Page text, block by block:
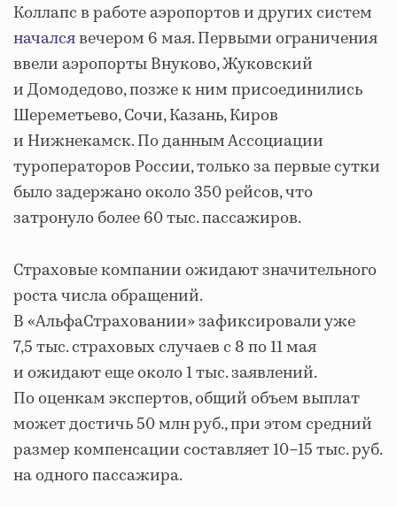
Коллапс в работе аэропортов и других систем
началсявечером 6 мая. Первыми ограничения
ввели аэропорты Внуково, Жуковский
и Домодедово, позже к ним присоединились
Шереметьево, Сочи, Казань, Киров
и Нижнекамск. По данным Ассоциации
туроператоров России, только за первые сутки
было задержано около 350 рейсов, что
затронуло более 60 тыс. пассажиров.
Страховые компании ожидают значительного
роста числа обращений.
В «АльфаСтраховании» зафиксировали уже
7,5 тыс. страховых случаев с 8 по 11 мая
и ожидают еще около 1 тыс. заявлений.
По оценкам экспертов, общий объем выплат
может достичь 50 млн руб., при этом средний
размер компенсации составляет 10–15 тыс. руб.
на одного пассажира.